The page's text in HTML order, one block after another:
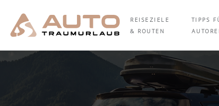
REISEZIELE
& ROUTEN
TIPPS